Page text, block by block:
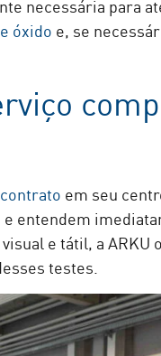
necessária para
óxido e, se
em seu
entendem
e tátil, a
testes.